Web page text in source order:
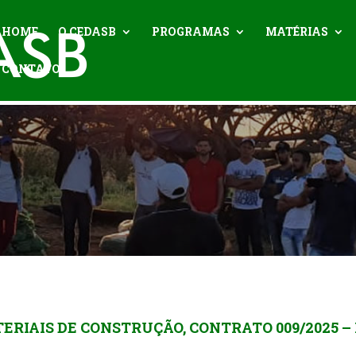
HOME O CEDASB PROGRAMAS MATÉRIAS
CONTATO
DE CONSTRUÇÃO, CONTRATO 009/2025 –